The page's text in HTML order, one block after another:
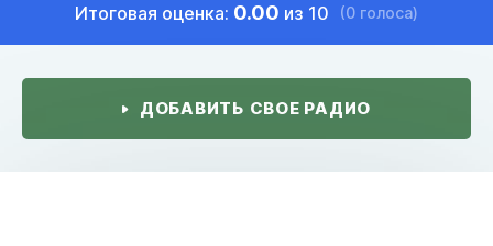
Итоговая оценка: 0.00 из 10 (0 голоса)
ДОБАВИТЬ СВОЕ РАДИО